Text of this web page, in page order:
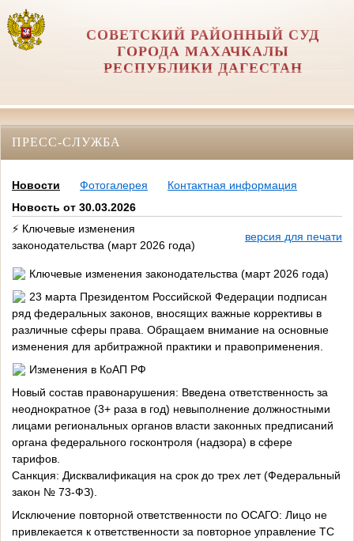
СОВЕТСКИЙ РАЙОННЫЙ СУД
ГОРОДА МАХАЧКАЛЫ
РЕСПУБЛИКИ ДАГЕСТАН
ПРЕСС-СЛУЖБА
Новости Фотогалерея
Контактная информация
Новость от 30.03.2026
⚡️ Ключевые изменения
законодательства (март 2026 года)
версия для печати
️ Ключевые изменения законодательства (март 2026 года)
23 марта Президентом Российской Федерации подписан
ряд федеральных законов, вносящих важные коррективы в
различные сферы права. Обращаем внимание на основные
изменения для арбитражной практики и правоприменения.
Изменения в КоАП РФ
Новый состав правонарушения: Введена ответственность за
неоднократное (3+ раза в год) невыполнение должностными
лицами региональных органов власти законных предписаний
органа федерального госконтроля (надзора) в сфере
тарифов.
Санкция: Дисквалификация на срок до трех лет (Федеральный
закон № 73-ФЗ).
Исключение повторной ответственности по ОСАГО: Лицо не
привлекается к ответственности за повторное управление ТС